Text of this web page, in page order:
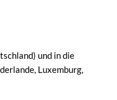
und in die
Luxemburg,